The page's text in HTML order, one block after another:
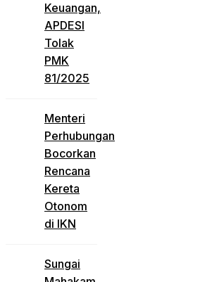
Keuangan,
APDESI
Tolak
PMK
81/2025
Menteri
Perhubungan
Bocorkan
Rencana
Kereta
Otonom
di IKN
Sungai